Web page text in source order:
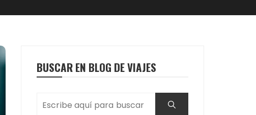
BUSCAR EN BLOG DE VIAJES